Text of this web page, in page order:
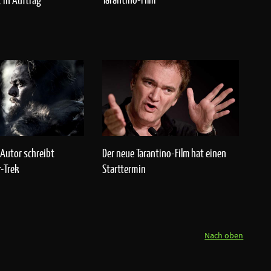
schreibt
Der neue Tarantino-Film hat einen
Starttermin
Nach oben